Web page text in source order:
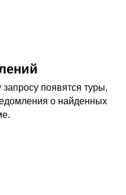
появятся туры,
о найденных